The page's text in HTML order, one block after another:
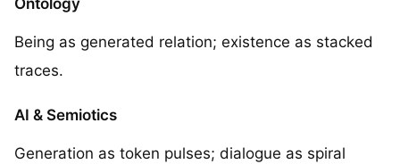
Ontology
Being as generated relation; existence as stacked
traces.
AI & Semiotics
Generation as token pulses; dialogue as spiral